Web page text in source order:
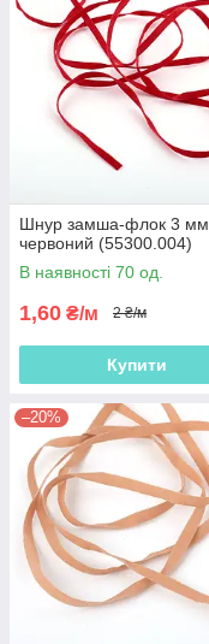
Шнур замша-флок 3 мм
червоний (55300.004)
В наявності 70 од.
1,60 ₴/м 2 ₴/м
Купити
–20%